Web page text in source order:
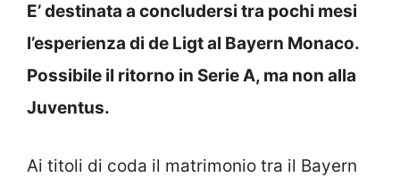
E’ destinata a concludersi tra pochi mesi
l’esperienza di de Ligt al Bayern Monaco.
Possibile il ritorno in Serie A, ma non alla
Juventus.
Ai titoli di coda il matrimonio tra il Bayern